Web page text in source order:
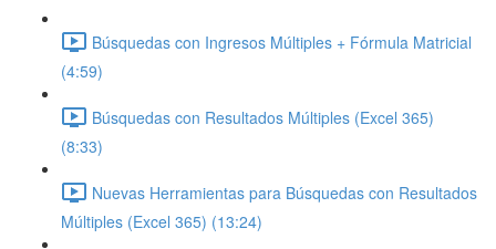
Búsquedas con Ingresos Múltiples + Fórmula Matricial
(4:59)
Búsquedas con Resultados Múltiples (Excel 365)
(8:33)
Nuevas Herramientas para Búsquedas con Resultados
Múltiples (Excel 365) (13:24)